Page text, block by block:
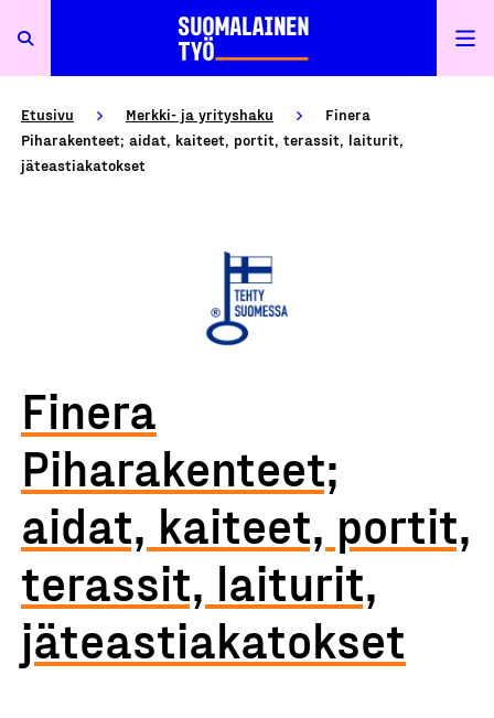
Etusivu Merkki- ja yrityshaku
Finera
Piharakenteet; aidat, kaiteet, portit, terassit, laiturit,
jäteastiakatokset
Finera
Piharakenteet;
aidat, kaiteet, portit,
terassit, laiturit,
jäteastiakatokset